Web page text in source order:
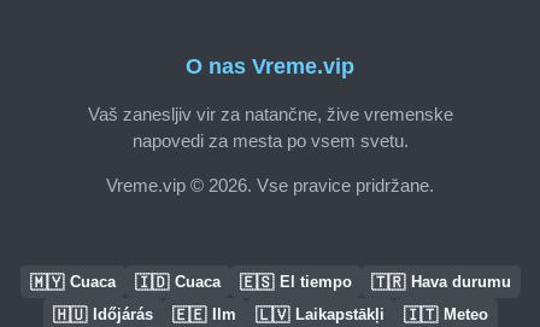
O nas Vreme.vip
Vaš zanesljiv vir za natančne, žive vremenske
napovedi za mesta po vsem svetu.
Vreme.vip © 2026. Vse pravice pridržane.
🇲🇾 Cuaca 🇮🇩 Cuaca 🇪🇸 El tiempo 🇹🇷 Hava durumu
🇭🇺 Időjárás 🇪🇪 Ilm 🇱🇻 Laikapstākļi 🇮🇹 Meteo